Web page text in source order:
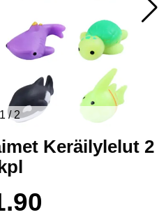
1 /2
Keräilylelut 2
kpl